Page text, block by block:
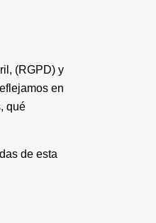
(RGPD) y
en
qué
de esta